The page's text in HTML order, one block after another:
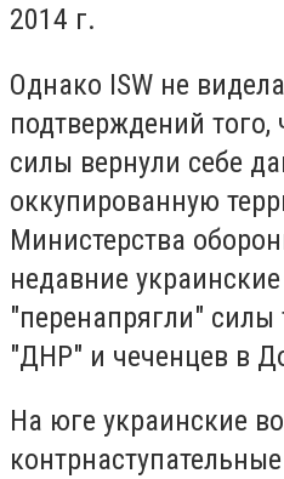
2014 г.
Однако ISW не
подтверждений того,
силы вернули себе
оккупированную
Министерства
недавние
"перенапрягли"
"ДНР" и чеченцев в
На юге украинские